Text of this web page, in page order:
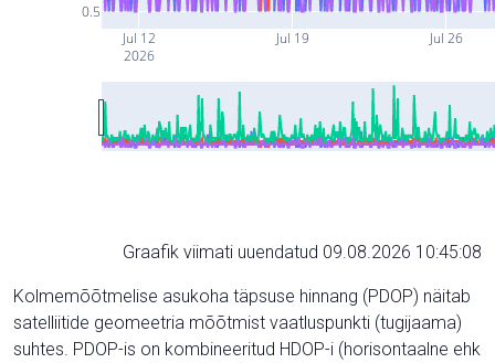
Jul 12
2026
Jul 19 Jul 26
0.5
Graafik viimati uuendatud 09.08.2026 10:45:08
Kolmemõõtmelise asukoha täpsuse hinnang (PDOP) näitab
satelliitide geomeetria mõõtmist vaatluspunkti (tugijaama)
suhtes. PDOP-is on kombineeritud HDOP-i (horisontaalne ehk